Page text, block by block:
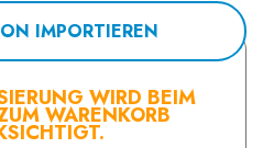
IMPORTIEREN
WIRD BEIM
WARENKORB